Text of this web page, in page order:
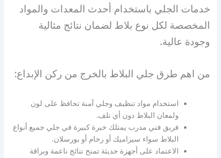
خدمات الجلي باستخدام أحدث المعدات والمواد
المخصصة لكل نوع بلاط لضمان نتائج مثالية
وجودة عالية.
من اهم طرق جلي البلاط بالخرج من ركن الإبداع:
استخدام مواد تنظيف وجلي آمنة تحافظ على لون
ولمعان البلاط دون أي تلف.
فريق فني مدرب يمتلك خبرة كبيرة في جلي جميع أنواع
البلاط سواء سيراميك أو رخام أو بورسلان.
الاعتماد على أجهزة حديثة تمنح نتائج ناعمة وبراقة